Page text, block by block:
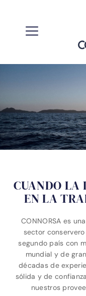
CUANDO LA
EN LA
CONNORSA es
sector
segundo país con
mundial y de
décadas de
sólida y de
nuestros